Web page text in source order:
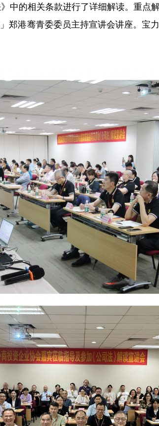
中的相关条款进行了详细解读。重点
郑港骞青委委员主持宣讲会讲座。宝